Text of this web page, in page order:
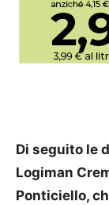
Di seguito le
Logiman
Ponticiello,